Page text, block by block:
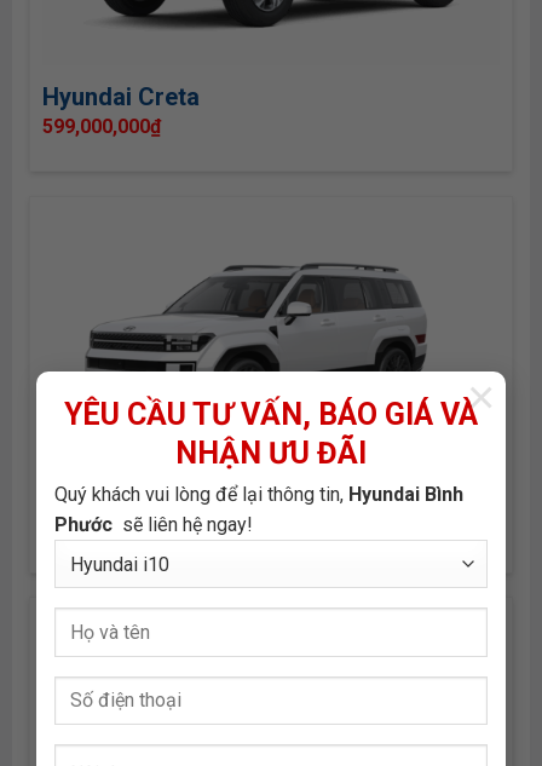
YÊU CẦU TƯ VẤN, BÁO GIÁ VÀ
NHẬN ƯU ĐÃI
Quý khách vui lòng để lại thông tin, Hyundai Bình
Phướcsẽ liên hệ ngay!
×
Hyundai Creta
599,000,000₫
Hyundai Santa Fe
1,069,000,000₫